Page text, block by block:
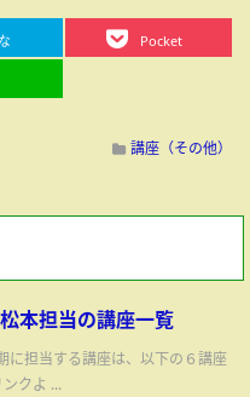
Pocket
講座（その他）
本担当の講座一覧
に担当する講座は、以下の６講座
クよ ...